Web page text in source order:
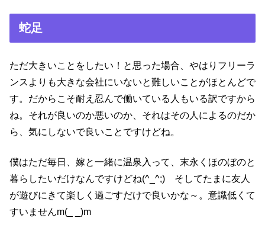
蛇足
ただ大きいことをしたい！と思った場合、やはりフリーラ
ンスよりも大きな会社にいないと難しいことがほとんどで
す。だからこそ耐え忍んで働いている人もいる訳ですから
ね。それが良いのか悪いのか、それはその人によるのだか
ら、気にしないで良いことですけどね。
僕はただ毎日、嫁と一緒に温泉入って、末永くほのぼのと
暮らしたいだけなんですけどね(^_^;) そしてたまに友人
が遊びにきて楽しく過ごすだけで良いかな～。意識低くて
すいませんm(_ _)m